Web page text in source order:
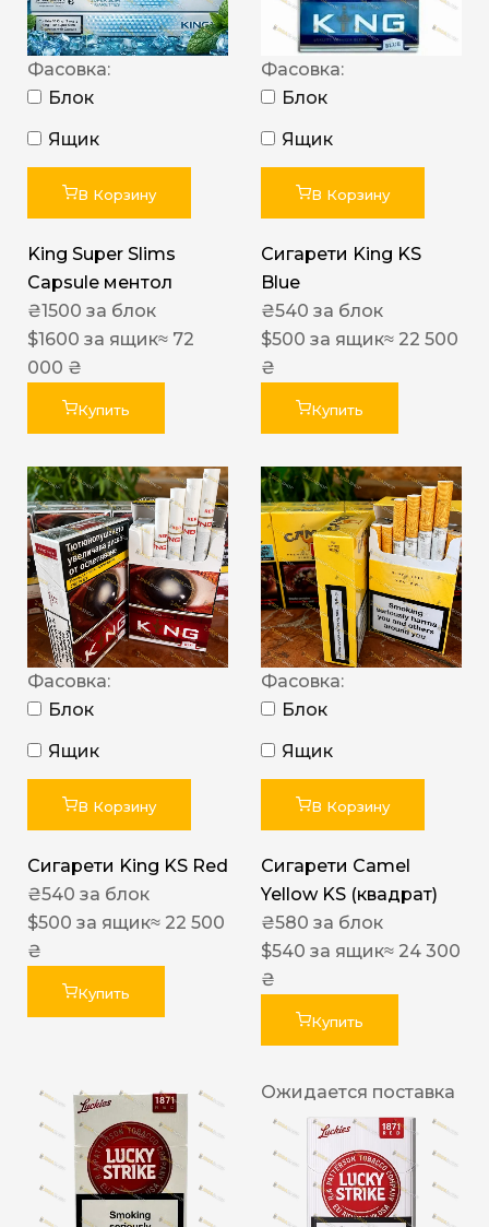
Фасовка:
Блок
Ящик
В Корзину
King Super Slims
Capsule ментол
₴1500 за блок
$1600 за ящик≈ 72
000 ₴
Купить
Фасовка:
Блок
Ящик
В Корзину
Сигарети King KS
Blue
₴540 за блок
$500 за ящик≈ 22 500
₴
Купить
Фасовка:
Блок
Ящик
В Корзину
Сигарети King KS Red
₴540 за блок
$500 за ящик≈ 22 500
₴
Купить
Фасовка:
Блок
Ящик
В Корзину
Сигарети Camel
Yellow KS (квадрат)
₴580 за блок
$540 за ящик≈ 24 300
₴
Купить
Ожидается поставка